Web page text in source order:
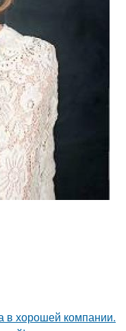
в хорошей компании.